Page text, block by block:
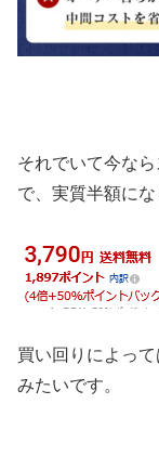
それでいて今な
で、実質半額にな
買い回りによっ
みたいです。